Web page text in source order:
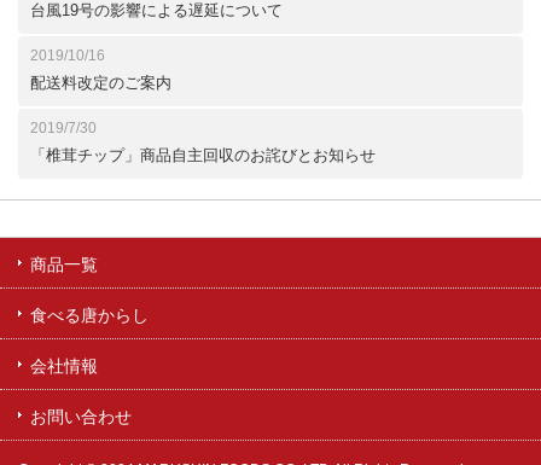
台風19号の影響による遅延について
2019/10/16
配送料改定のご案内
2019/7/30
「椎茸チップ」商品自主回収のお詫びとお知らせ
商品一覧
食べる唐からし
会社情報
お問い合わせ